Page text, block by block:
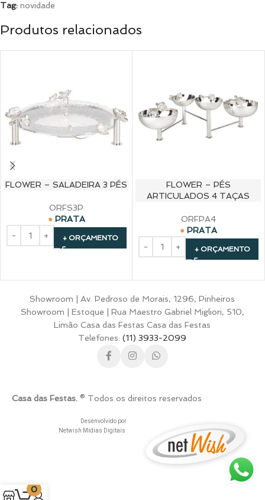
Tag: novidade
Produtos relacionados
FLOWER – SALADEIRA 3 PÉS
ORFS3P
PRATA
+ ORÇAMENTO
FLOWER – PÉS
ARTICULADOS 4 TAÇAS
ORFPA4
PRATA
+ ORÇAMENTO
Showroom | Av. Pedroso de Morais, 1296, Pinheiros
Showroom | Estoque | Rua Maestro Gabriel Migliori, 510,
Limão Casa das Festas Casa das Festas
Telefones:(11) 3933-2099
Casa das Festas. ® Todos os direitos reservados
Desenvolvido por
Netwish Mídias Digitais
0